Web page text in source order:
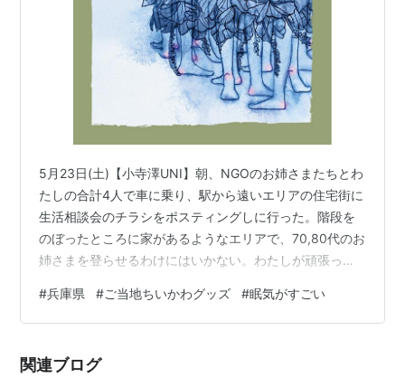
5月23日(土)【小寺澤UNI】朝、NGOのお姉さまたちとわ
たしの合計4人で車に乗り、駅から遠いエリアの住宅街に
生活相談会のチラシをポスティングしに行った。階段を
のぼったところに家があるようなエリアで、70,80代のお
姉さまを登らせるわけにはいかない。わたしが頑張っ
れか桐野夏生作品。帰りに新玉ねぎをいただいた。その
ままS駅で、兵庫県政問題を街の人にうったえる会。わた
感がある。ここでもまた食料品をたくさんいただき、ま
#兵庫県 #ご当地ちいかわグッズ #眠気がすごい
関連ブログ